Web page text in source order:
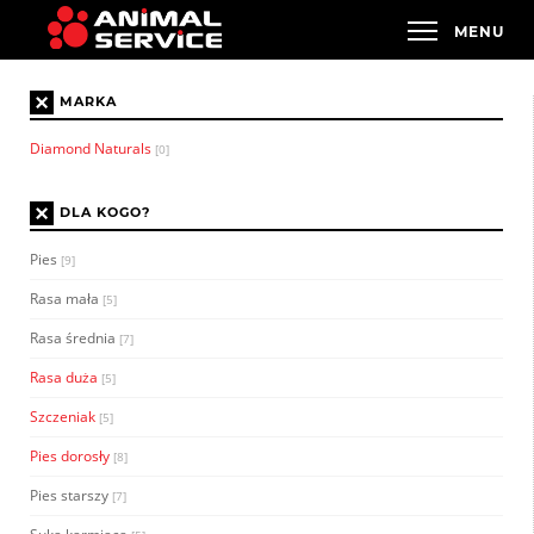
× MARKA
Diamond Naturals [0]
× DLA KOGO?
Pies [9]
Rasa mała [5]
Rasa średnia [7]
Rasa duża [5]
Szczeniak [5]
Pies dorosły [8]
Pies starszy [7]